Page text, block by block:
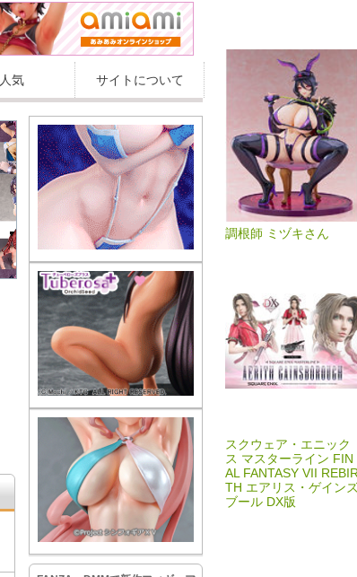
調根師 ミヅキさん
スクウェア・エニック
ス マスターライン FIN
AL FANTASY VII
TH エアリス・ゲイン
ブール DX版
人気 サイトについて